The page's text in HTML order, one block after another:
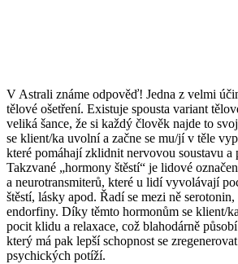
V Astrali známe odpověď! Jedna z velmi
tělové ošetření. Existuje spousta variant
veliká šance, že si každý člověk najde to
se klient/ka uvolní a začne se mu/jí v těle
které pomáhají zklidnit nervovou soustavu a
Takzvané „hormony štěstí“ je lidové
a neurotransmiterů, které u lidí vyvolávají
štěstí, lásky apod. Řadí se mezi ně
endorfiny. Díky těmto hormonům se klient/
pocit klidu a relaxace, což blahodárně
který má pak lepší schopnost se
psychických potíží.